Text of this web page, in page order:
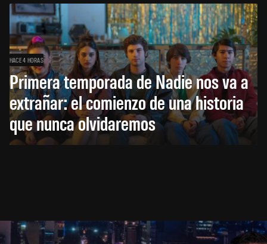
HACE 4 HORAS
Primera temporada de Nadie nos va a
extrañar: el comienzo de una historia
que nunca olvidaremos